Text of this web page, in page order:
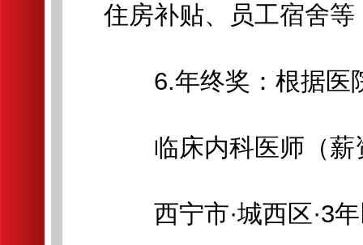
住房补贴、员工宿舍等
6.年终奖：根据医
临床内科医师（薪
西宁市·城西区·3年